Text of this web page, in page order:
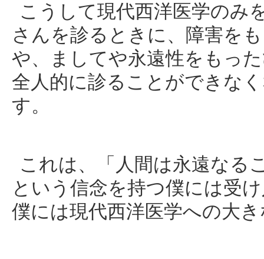
こうして現代西洋医学のみ
さんを診るときに、障害を
や、ましてや永遠性をもっ
全人的に診ることができな
す。
これは、「人間は永遠なる
という信念を持つ僕には受
僕には現代西洋医学への大